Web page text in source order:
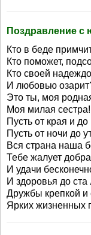
Поздравление с
Кто в беде
Кто поможет,
Кто своей
И любовью
Это ты, моя
Моя милая сестра!
Пусть от края и до
Пусть от ночи до
Вся страна наша
Тебе жалует
И удачи
И здоровья до ста
Дружбы крепкой и
Ярких жизненных